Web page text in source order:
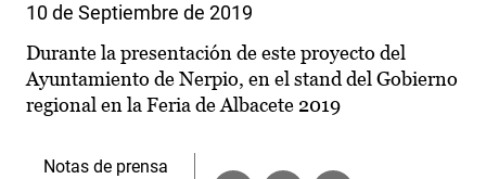
10 de Septiembre de 2019
Durante la presentación de este proyecto del
Ayuntamiento de Nerpio, en el stand del Gobierno
regional en la Feria de Albacete 2019
Notas de prensa